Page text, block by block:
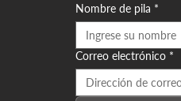
Nombre de pila *
Correo electrónico *